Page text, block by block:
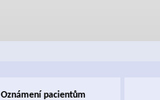
Oznámení pacientům